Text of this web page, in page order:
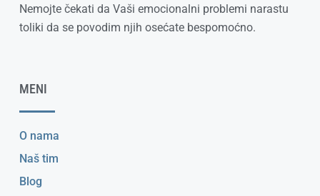
Nemojte čekati da Vaši emocionalni problemi narastu
toliki da se povodim njih osećate bespomoćno.
MENI
O nama
Naš tim
Blog